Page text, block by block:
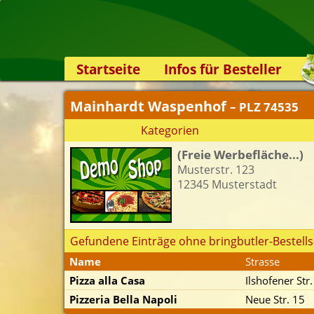
Startseite
Infos für Besteller
Lieferservice-App
Weiterempfehlen
Newsletter
Sicherheit
Kontakt
Mainhardt Waspenhof– PLZ 74535
Kategorien
(Freie Werbefläche...)
Musterstr. 123
12345 Musterstadt
Gefundene Einträge ohne bringbutler-
Name Strasse
Pizza alla Casa
Ilshofener
Pizzeria Bella Napoli
Neue Str. 15